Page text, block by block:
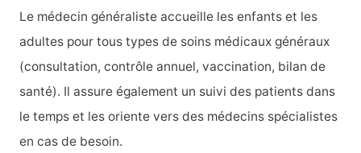
Le médecin généraliste accueille les enfants et les
adultes pour tous types de soins médicaux généraux
(consultation, contrôle annuel, vaccination, bilan de
santé). Il assure également un suivi des patients dans
le temps et les oriente vers des médecins spécialistes
en cas de besoin.